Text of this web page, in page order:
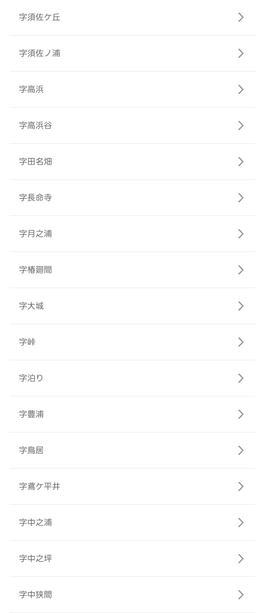
字須佐ケ丘
字須佐ノ浦
字高浜
字高浜谷
字田名畑
字長命寺
字月之浦
字椿廻間
字大城
字峠
字泊り
字豊浦
字鳥居
字鳶ケ平井
字中之浦
字中之坪
字中狭間